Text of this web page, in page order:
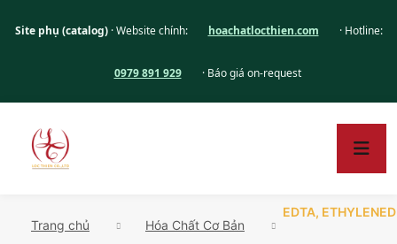
Site phụ (catalog)· Website chính: hoachatlocthien.com · Hotline:
0979 891 929 · Báo giá on-request
Trang chủ Hóa Chất Cơ Bản
EDTA,